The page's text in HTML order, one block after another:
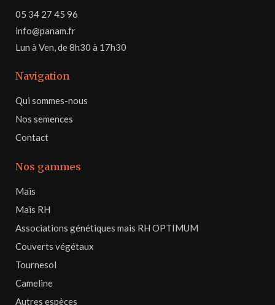
05 34 27 45 96
info@panam.fr
Lun à Ven, de 8h30 à 17h30
Navigation
Qui sommes-nous
Nos semences
Contact
Nos gammes
Maïs
Maïs RH
Associations génétiques mais RH OPTIMUM
Couverts végétaux
Tournesol
Cameline
Autres espèces